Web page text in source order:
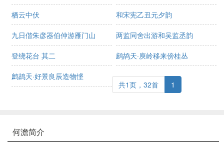
栖云中伏 和宋宪乙丑元夕韵
九日偕朱彦器伯仲游雁门山 两监同舍出游和吴监丞韵
登绕花台 其二 鹧鸪天·庾岭移来傍桂丛
鹧鸪天·好景良辰造物悭
共1页，32首
1
何澹简介